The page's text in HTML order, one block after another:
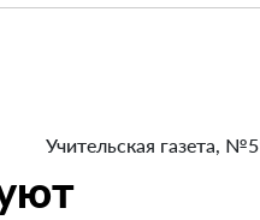
Учительская газета,